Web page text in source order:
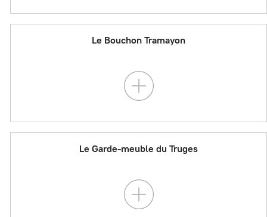
Le Bouchon Tramayon
Le Garde-meuble du Truges